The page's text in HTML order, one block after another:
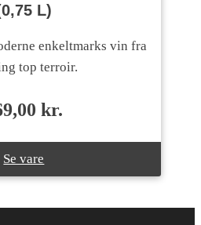
L)
enkeltmarks vin fra
top terroir.
kr.
Se vare